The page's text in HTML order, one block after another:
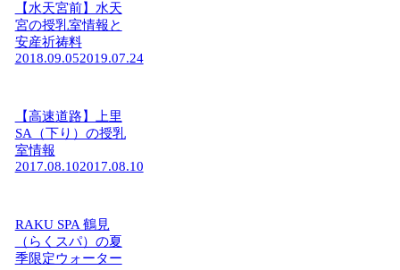
【水天宮前】水天
宮の授乳室情報と
安産祈祷料
2018.09.052019.07.24
【高速道路】上里
SA（下り）の授乳
室情報
2017.08.102017.08.10
RAKU SPA 鶴見
（らくスパ）の夏
季限定ウォーター